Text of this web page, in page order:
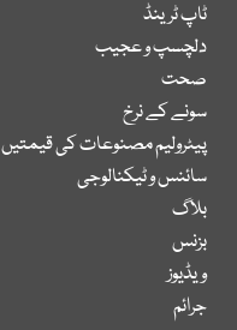
ٹاپ ٹرینڈ
دلچسپ و عجیب
صحت
سونے کے نرخ
پیٹرولیم مصنوعات کی قیمتیں
سائنس و ٹیکنالوجی
بلاگ
بزنس
ویڈیوز
جرائم